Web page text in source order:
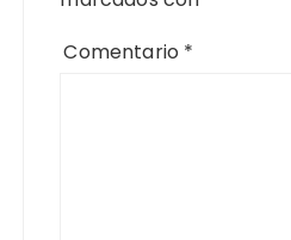
Comentario *